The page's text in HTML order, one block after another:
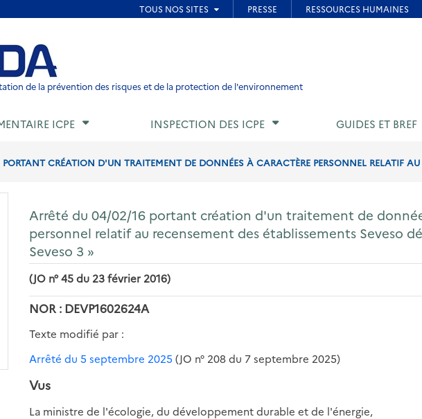
de page
de la prévention des risques et de la protection de l'environnement
ICPE INSPECTION DES ICPE GUIDES ET BREF
CRÉATION D'UN TRAITEMENT DE DONNÉES À CARACTÈRE PERSONNEL RELATIF AU
Arrêté du 04/02/16 portant création d'un traitement de
personnel relatif au recensement des établissements Seveso
Seveso 3 »
(JO n° 45 du 23 février 2016)
NOR : DEVP1602624A
Texte modifié par :
Arrêté du 5 septembre 2025 (JO n° 208 du 7 septembre 2025)
Vus
La ministre de l'écologie, du développement durable et de l'énergie,